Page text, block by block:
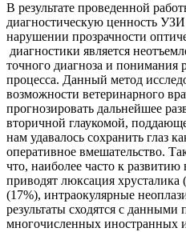
В результате проведенной
диагностическую ценность
нарушении прозрачности
диагностики является
точного диагноза и понимания
процесса. Данный метод
возможности ветеринарного
прогнозировать дальнейшее
вторичной глаукомой,
нам удавалось сохранить глаз
оперативное вмешательство.
что, наиболее часто к
приводят люксация хрусталика
(17%), интраокулярные
результаты сходятся с
многочисленных иностранных